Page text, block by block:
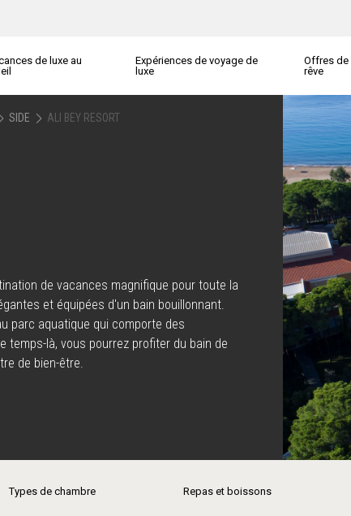
de luxe au
Expériences de voyage de
luxe
Offres de
rêve
SIDE ALI BEY RESORT
de vacances magnifique pour toute la
et équipées d'un bain bouillonnant.
parc aquatique qui comporte des
temps-là, vous pourrez profiter du bain de
de bien-être.
Types de chambre Repas et boissons